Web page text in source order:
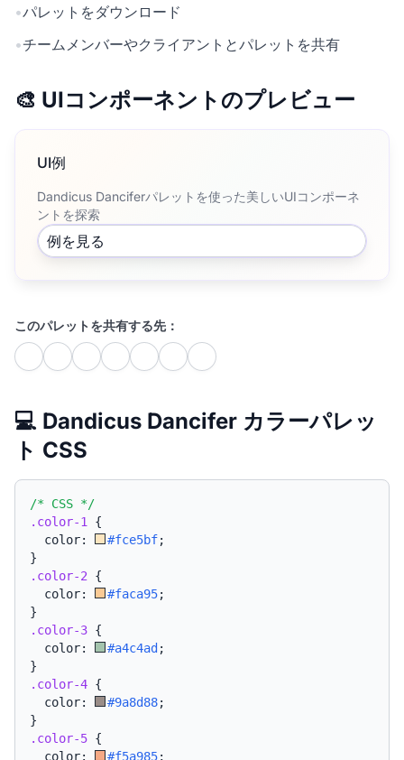
•パレットをダウンロード
•チームメンバーやクライアントとパレットを共有
🎨 UIコンポーネントのプレビュー
UI例
Dandicus Danciferパレットを使った美しいUIコンポーネ
ントを探索
例を見る
このパレットを共有する先：
💻 Dandicus Dancifer カラーパレッ
ト CSS
/* CSS */
.color-1
{
  color:
#fce5bf;
}
.color-2 {
  color:
#faca95;
}
.color-3 {
  color:
#a4c4ad ;
}
.color-4 {
  color:
#9a8d88;
}
.color-5 {
  color:
#f5a985;